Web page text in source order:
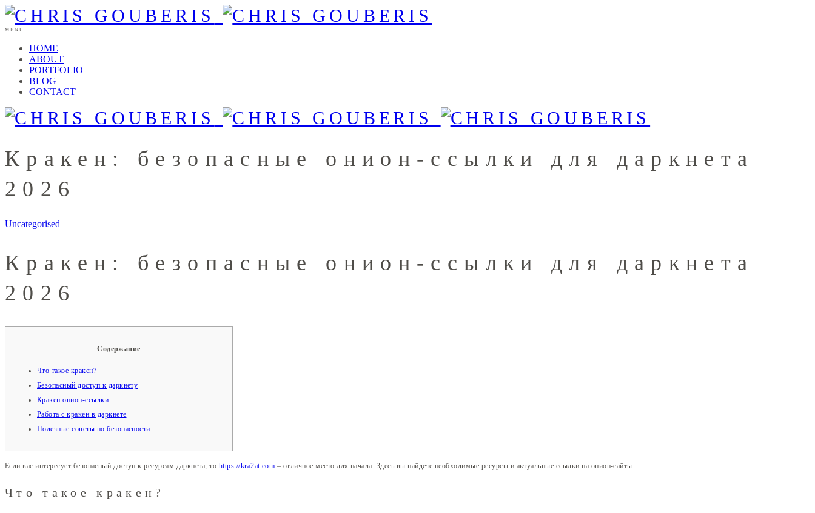
MENU
HOME
ABOUT
PORTFOLIO
BLOG
CONTACT
Кракен: безопасные онион-ссылки для даркнета
2026
Uncategorised
Кракен: безопасные онион-ссылки для даркнета
2026
Содержание
Что такое кракен?
Безопасный доступ к даркнету
Кракен онион-ссылки
Работа с кракен в даркнете
Полезные советы по безопасности
Если вас интересует безопасный доступ к ресурсам даркнета, то https://kra2at.com – отличное место для начала. Здесь вы найдете необходимые ресурсы и актуальные ссылки на онион-сайты.
Что такое кракен?